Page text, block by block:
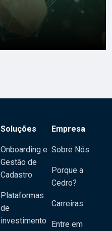
Soluções
Onboarding e
Gestão de
Cadastro
Plataformas
de
investimento
Empresa
Sobre Nós
Porque a
Cedro?
Carreiras
Entre em